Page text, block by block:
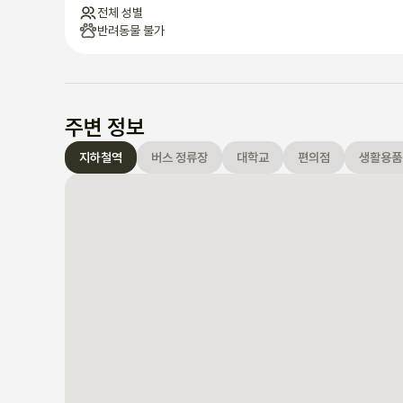
전체 성별
반려동물 불가
주변 정보
지하철역 버스 정류장 대학교 편의점 생활용